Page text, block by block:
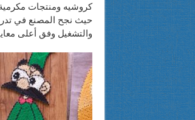
كروشيه ومنتجات
حيث نجح المصنع في
والتشغيل وفق أعلى